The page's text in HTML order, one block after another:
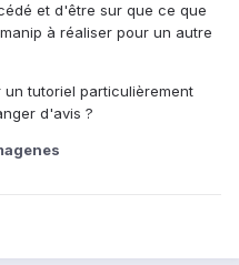
et d'être sur que ce que
à réaliser pour un autre
tutoriel particulièrement
d'avis ?